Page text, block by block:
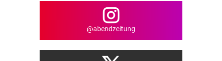
@abendzeitung